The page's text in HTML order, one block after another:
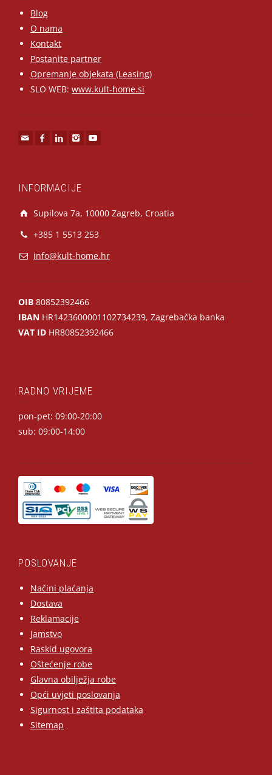
Blog
O nama
Kontakt
Postanite partner
Opremanje objekata (Leasing)
SLO WEB: www.kult-home.si
INFORMACIJE
Supilova 7a, 10000 Zagreb, Croatia
+385 1 5513 253
info@kult-home.hr
OIB 80852392466
IBAN HR1423600001102734239, Zagrebačka banka
VAT ID HR80852392466
RADNO VRIJEME
pon-pet: 09:00-20:00
sub: 09:00-14:00
POSLOVANJE
Načini plaćanja
Dostava
Reklamacije
Jamstvo
Raskid ugovora
Oštećenje robe
Glavna obilježja robe
Opći uvjeti poslovanja
Sigurnost i zaštita podataka
Sitemap